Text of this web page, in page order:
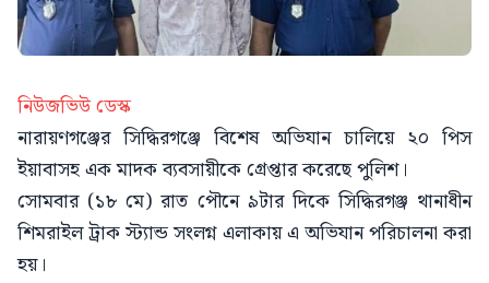
নিউজভিউ ডেস্ক
নারায়ণগঞ্জের সিদ্ধিরগঞ্জে বিশেষ অভিযান চালিয়ে ২০ পিস
ইয়াবাসহ এক মাদক ব্যবসায়ীকে গ্রেপ্তার করেছে পুলিশ।
সোমবার (১৮ মে) রাত পৌনে ৯টার দিকে সিদ্ধিরগঞ্জ থানাধীন
শিমরাইল ট্রাক স্ট্যান্ড সংলগ্ন এলাকায় এ অভিযান পরিচালনা করা
হয়।